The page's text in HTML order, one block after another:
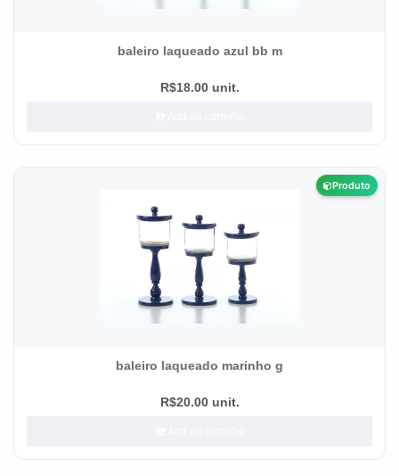
baleiro laqueado azul bb m
R$18.00 unit.
Produto
baleiro laqueado marinho g
R$20.00 unit.